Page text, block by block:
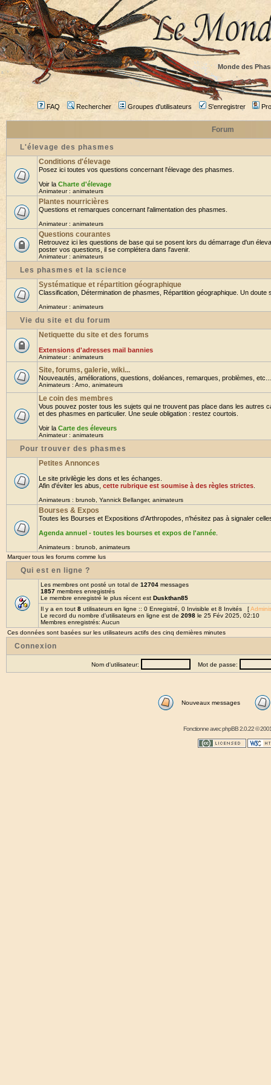
Monde des
FAQ Rechercher Groupes d'utilisateurs S'enregistrer
Forum
L'élevage des phasmes
Conditions d'élevage
Posez ici toutes vos questions concernant l'élevage des phasmes.
Voir la Charte d'élevage
Animateur : animateurs
Plantes nourricières
Questions et remarques concernant l'alimentation des phasmes.
Animateur : animateurs
Questions courantes
Retrouvez ici les questions de base qui se posent lors du démarrage d'un
poster vos questions, il se complétera dans l'avenir.
Animateur : animateurs
Les phasmes et la science
Systématique et répartition géographique
Classification, Détermination de phasmes, Répartition géographique. Un doute
Animateur : animateurs
Vie du site et du forum
Netiquette du site et des forums
Extensions d'adresses mail bannies
Animateur : animateurs
Site, forums, galerie, wiki...
Nouveautés, améliorations, questions, doléances, remarques, problèmes,
Animateurs : Arno animateurs
Le coin des membres
Vous pouvez poster tous les sujets qui ne trouvent pas place dans les autres
et des phasmes en particulier. Une seule obligation : restez courtois.
Voir la Carte des éleveurs
Animateur : animateurs
Pour trouver des phasmes
Petites Annonces
Le site privilègie les dons et les échanges.
Afin d'éviter les abus, cette rubrique est soumise à des règles strictes
Animateurs : brunob Yannick Bellanger, animateurs
Bourses & Expos
Toutes les Bourses et Expositions d'Arthropodes, n'hésitez pas à signaler
Agenda annuel - toutes les bourses et expos de l'année
Animateurs : brunob animateurs
Marquer tous les forums comme lus
Qui est en ligne ?
Les membres ont posté un total de 12704 messages
1857 membres enregistrés
Le membre enregistré le plus récent est Duskthan85
Il y a en tout 8 utilisateurs en ligne :: 0 Enregistré, 0 Invisible et 8 Invités [
Le record du nombre d'utilisateurs en ligne est de 2098 le 25 Fév 2025, 02:10
Membres enregistrés: Aucun
Ces données sont basées sur les utilisateurs actifs des cinq dernières minutes
Connexion
Nom d'utilisateur: Mot de passe:
Nouveaux messages
Fonctionne avecphpBB2.0.22 ©